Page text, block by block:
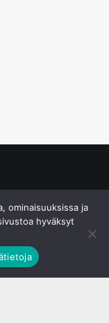
ominaisuuksissa ja
hyväksyt